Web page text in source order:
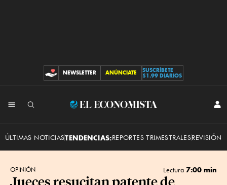
CONTRIBUCIONES
NEWSLETTER ANÚNCIATE
SUSCRÍBETE
$1.99 DIARIOS
El
ÚLTIMAS NOTICIASTENDENCIAS:REPORTES TRIMESTRALESREVISIÓN
OPINIÓN Lectura 7:00 min
Jueces resucitan patente de